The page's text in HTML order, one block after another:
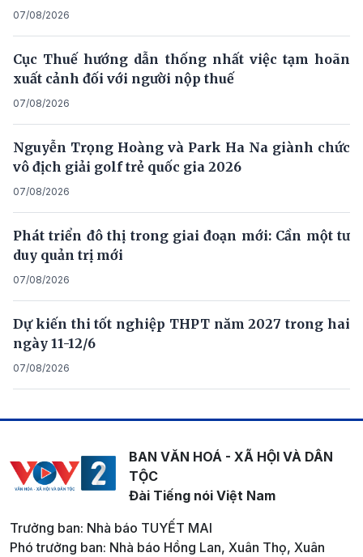
07/08/2026
Cục Thuế hướng dẫn thống nhất việc tạm hoãn
xuất cảnh đối với người nộp thuế
07/08/2026
Nguyễn Trọng Hoàng và Park Ha Na giành chức
vô địch giải golf trẻ quốc gia 2026
07/08/2026
Phát triển đô thị trong giai đoạn mới: Cần một tư
duy quản trị mới
07/08/2026
Dự kiến thi tốt nghiệp THPT năm 2027 trong hai
ngày 11-12/6
07/08/2026
BAN VĂN HOÁ - XÃ HỘI VÀ DÂN
TỘC
Đài Tiếng nói Việt Nam
Trưởng ban: Nhà báo TUYẾT MAI
Phó trưởng ban: Nhà báo Hồng Lan, Xuân Thọ, Xuân